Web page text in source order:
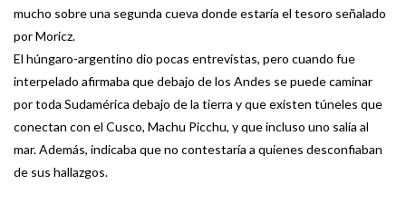
mucho sobre una segunda cueva donde estaría el tesoro señalado
por Moricz.
El húngaro-argentino dio pocas entrevistas, pero cuando fue
interpelado afirmaba que debajo de los Andes se puede caminar
por toda Sudamérica debajo de la tierra y que existen túneles que
conectan con el Cusco, Machu Picchu, y que incluso uno salía al
mar. Además, indicaba que no contestaría a quienes desconfiaban
de sus hallazgos.